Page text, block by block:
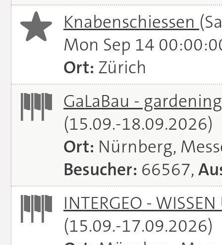
Knabenschiessen
Mon Sep 14
Ort: Zürich
GaLaBau -
(15.09.-18.09.2026)
Ort: Nürnberg,
Besucher: 66567,
INTERGEO -
(15.09.-17.09.2026)